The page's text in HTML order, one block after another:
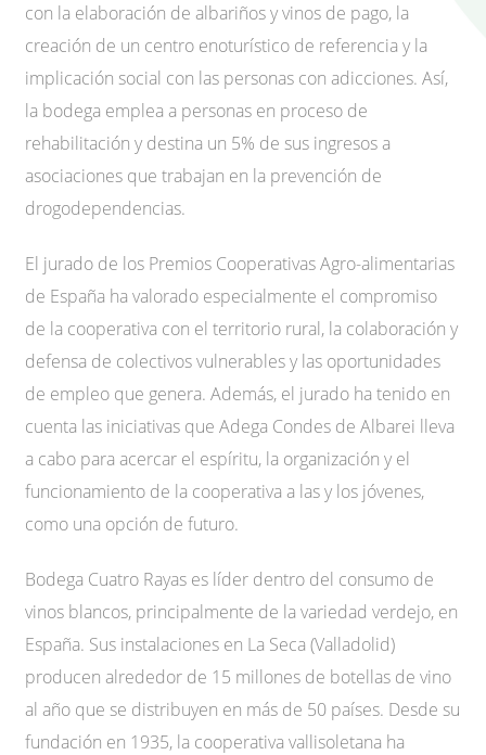
con la elaboración de albariños y vinos de pago, la
creación de un centro enoturístico de referencia y la
implicación social con las personas con adicciones. Así,
la bodega emplea a personas en proceso de
rehabilitación y destina un 5% de sus ingresos a
asociaciones que trabajan en la prevención de
drogodependencias.
El jurado de los Premios Cooperativas Agro-alimentarias
de España ha valorado especialmente el compromiso
de la cooperativa con el territorio rural, la colaboración y
defensa de colectivos vulnerables y las oportunidades
de empleo que genera. Además, el jurado ha tenido en
cuenta las iniciativas que Adega Condes de Albarei lleva
a cabo para acercar el espíritu, la organización y el
funcionamiento de la cooperativa a las y los jóvenes,
como una opción de futuro.
Bodega Cuatro Rayas es líder dentro del consumo de
vinos blancos, principalmente de la variedad verdejo, en
España. Sus instalaciones en La Seca (Valladolid)
producen alrededor de 15 millones de botellas de vino
al año que se distribuyen en más de 50 países. Desde su
fundación en 1935, la cooperativa vallisoletana ha